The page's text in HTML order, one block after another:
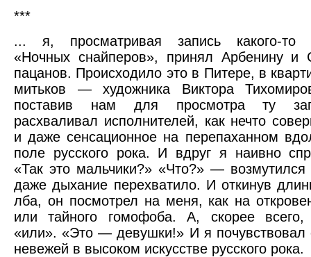
***
... я, просматривая запись какого-то
«Ночных снайперов», принял Арбенину и
пацанов. Происходило это в Питере, в
митьков — художника Виктора
поставив нам для просмотра ту
расхваливал исполнителей, как нечто
и даже сенсационное на перепаханном
поле русского рока. И вдруг я наивно
«Так это мальчики?» «Что?» —
даже дыхание перехватило. И откинув
лба, он посмотрел на меня, как на
или тайного гомофоба. А, скорее всего,
«или». «Это — девушки!» И я
невежей в высоком искусстве русского рока.